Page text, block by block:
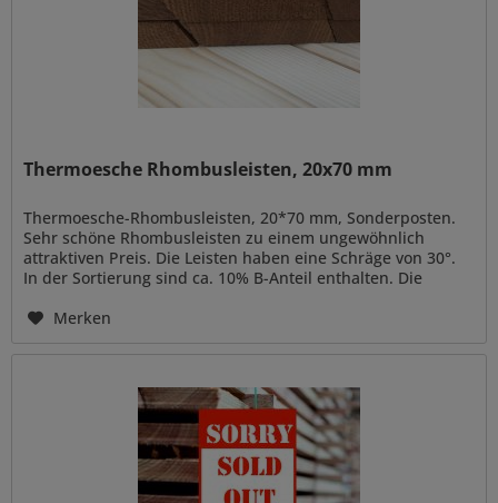
Thermoesche Rhombusleisten, 20x70 mm
Thermoesche-Rhombusleisten, 20*70 mm, Sonderposten.
Sehr schöne Rhombusleisten zu einem ungewöhnlich
attraktiven Preis. Die Leisten haben eine Schräge von 30°.
In der Sortierung sind ca. 10% B-Anteil enthalten. Die
Merken